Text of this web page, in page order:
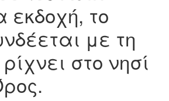
το
με τη
στο νησί